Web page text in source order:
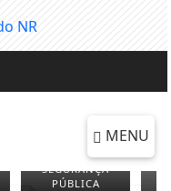
MENU
SEGURANÇA
PÚBLICA